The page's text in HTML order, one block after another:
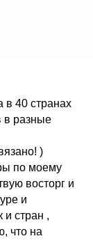
в 40 странах
в разные
)
по моему
восторг и
и
и стран ,
что на